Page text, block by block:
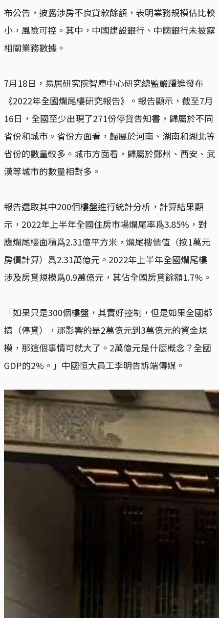
布公告，披露涉房不良貸款餘額，表明業務規模佔比較
小，風險可控。其中，中國建設銀行、中國銀行未披露
相關業務數據。
7月18日，易居研究院智庫中心研究總監嚴躍進發布
《2022年全國爛尾樓研究報告》。報告顯示，截至7月
16日，全國至少出現了271份停貸告知書，歸屬於不同
省份和城市。省份方面看，歸屬於河南、湖南和湖北等
省份的數量較多。城市方面看，歸屬於鄭州、西安、武
漢等城市的數量相對多。
報告選取其中200個樓盤進行統計分析，計算結果顯
示，2022年上半年全國住房市場爛尾率爲3.85%，對
應爛尾樓面積爲2.31億平方米，爛尾樓價值（按1萬元
房價計算）爲2.31萬億元。2022年上半年全國爛尾樓
涉及房貸規模爲0.9萬億元，其佔全國房貸餘額1.7%。
「如果只是300個樓盤，其實好控制，但是如果全國都
搞（停貸），那影響的是2萬億元到3萬億元的資金規
模，那這個事情可就大了。2萬億元是什麼概念？全國
GDP的2%。」中國恒大員工李明告訴端傳媒。